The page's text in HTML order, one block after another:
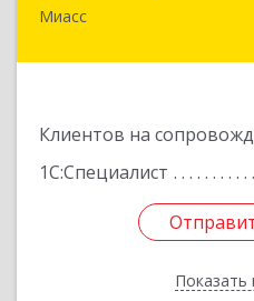
Миасс
Клиентов на
1С:Специалист
Показать
456318, Челябинская